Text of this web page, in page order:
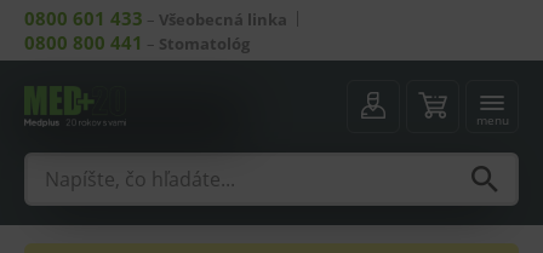
0800 601 433 – Všeobecná linka
0800 800 441 – Stomatológ
menu